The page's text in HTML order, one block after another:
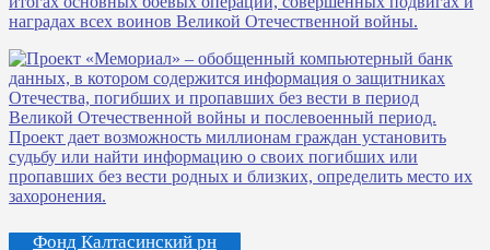
Фонд Калтасинский рн